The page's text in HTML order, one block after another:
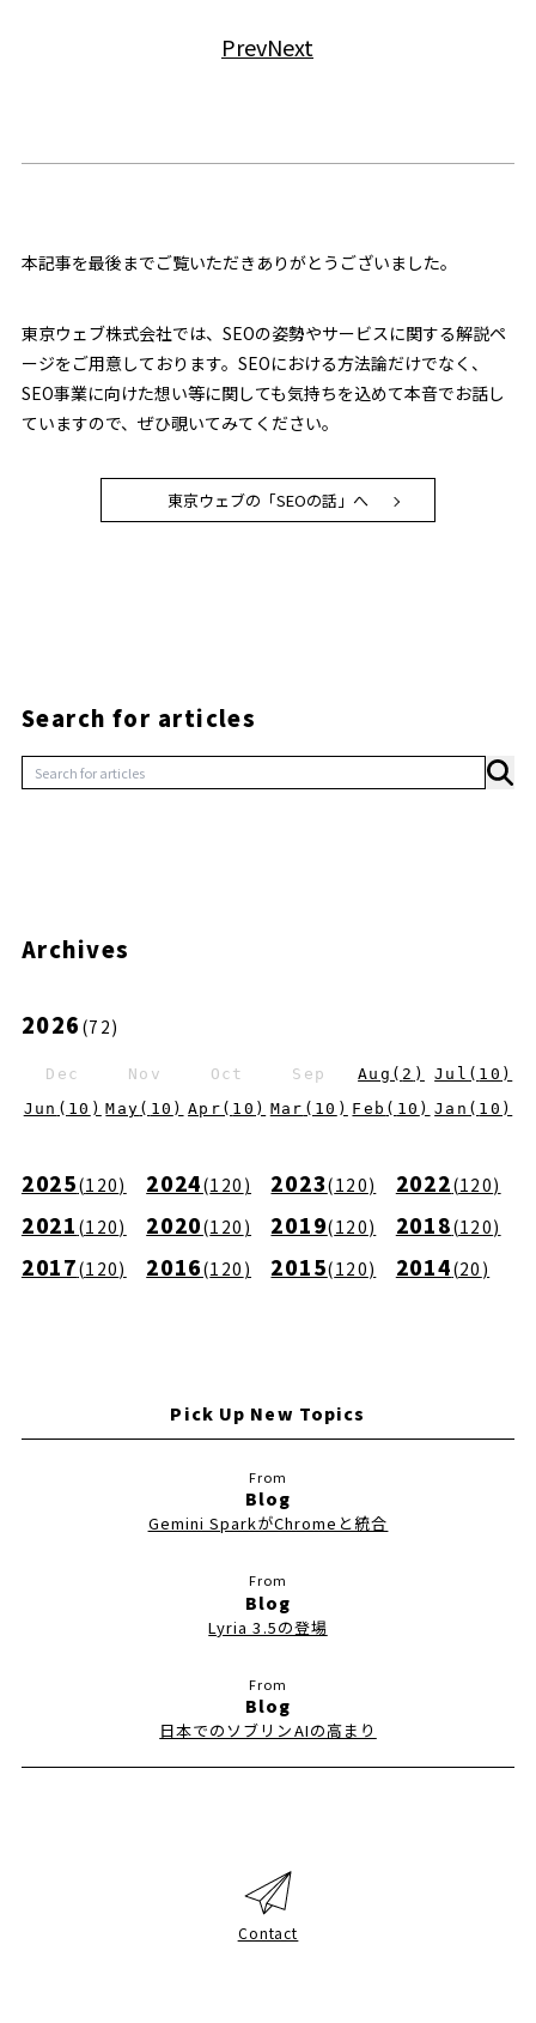
PrevNext
本記事を最後までご覧いただきありがとうございました。
東京ウェブ株式会社では、SEOの姿勢やサービスに関する解説ペ
ージをご用意しております。SEOにおける方法論だけでなく、
SEO事業に向けた想い等に関しても気持ちを込めて本音でお話し
ていますので、ぜひ覗いてみてください。
東京ウェブの「SEOの話」へ
Search for articles
Archives
2026 (72)
Dec Nov Oct Sep Aug ( 2 ) Jul ( 10 )
Jun ( 10 ) May ( 10 ) Apr ( 10 ) Mar ( 10 ) Feb ( 10 ) Jan ( 10 )
2025(120) 2024(120 ) 2023(120) 2022(120)
2021 (120) 2020(120 ) 2019(120) 2018(120)
2017(120) 2016(120 ) 2015(120) 2014(20 )
Pick Up New Topics
Blog
Gemini SparkがChromeと統合
Blog
Lyria 3.5の登場
Blog
日本でのソブリンAIの高まり
Contact